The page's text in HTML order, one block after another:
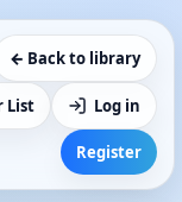
← Back to library
List Log in
Register